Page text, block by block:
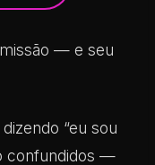
— e seu
“eu sou
confundidos —